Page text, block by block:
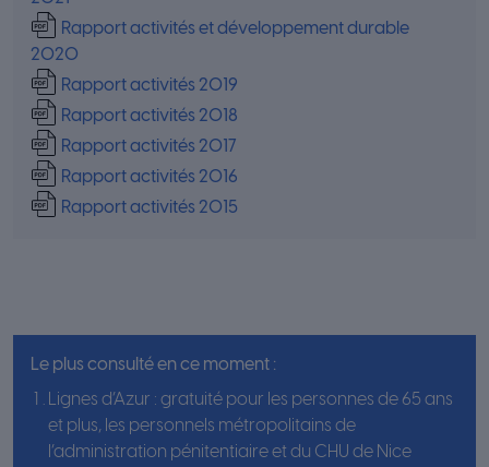
Rapport activités et développement durable
2020
Rapport activités 2019
Rapport activités 2018
Rapport activités 2017
Rapport activités 2016
Rapport activités 2015
Le plus consulté en ce moment :
Lignes d’Azur : gratuité pour les personnes de 65 ans
et plus, les personnels métropolitains de
l’administration pénitentiaire et du CHU de Nice